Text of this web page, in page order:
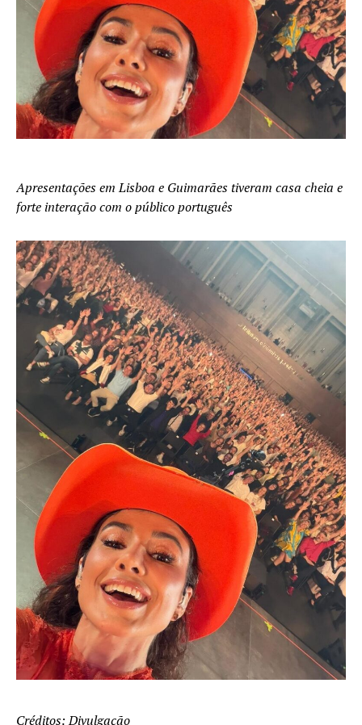
Apresentações em Lisboa e Guimarães tiveram casa cheia e
forte interação com o público português
Créditos: Divulgação